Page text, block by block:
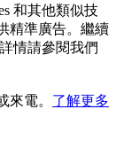
和其他類似技
精準廣告。繼續
情請參閱我們
來電。 了解更多